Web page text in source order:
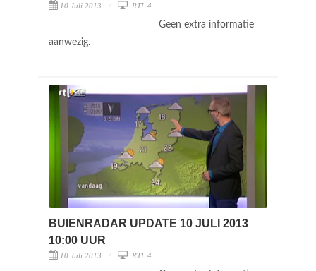
10 Juli 2013 RTL 4
Geen extra informatie
aanwezig.
BUIENRADAR UPDATE 10 JULI 2013
10:00 UUR
10 Juli 2013 RTL 4